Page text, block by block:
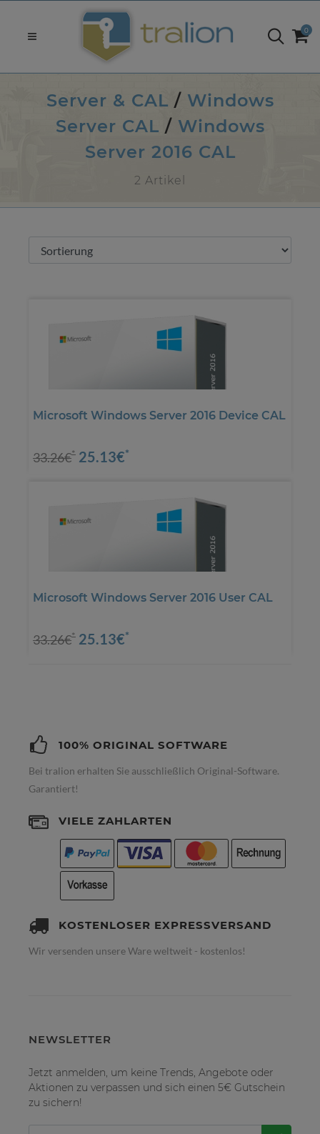
0
Server & CAL / Windows
Server CAL / Windows
Server 2016 CAL
2 Artikel
Microsoft Windows Server 2016 Device CAL
33.26€* 25.13€*
Microsoft Windows Server 2016 User CAL
33.26€* 25.13€*
100% ORIGINAL SOFTWARE
Bei tralion erhalten Sie ausschließlich Original-Software.
Garantiert!
VIELE ZAHLARTEN
KOSTENLOSER EXPRESSVERSAND
Wir versenden unsere Ware weltweit - kostenlos!
NEWSLETTER
Jetzt anmelden, um keine Trends, Angebote oder
Aktionen zu verpassen und sich einen 5€ Gutschein
zu sichern!